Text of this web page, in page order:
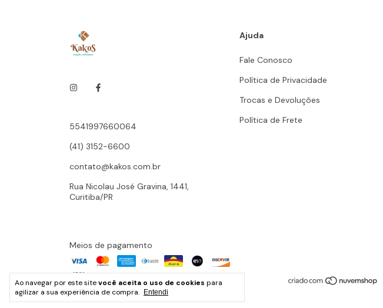
Ao navegar por este sitevocê aceita o uso de cookies para
agilizar a sua experiência de compra.
Entendi
5541997660064
(41) 3152-6600
contato@kakos.com.br
Rua Nicolau José Gravina, 1441,
Curitiba/PR
Ajuda
Fale Conosco
Política de Privacidade
Trocas e Devoluções
Política de Frete
Meios de pagamento